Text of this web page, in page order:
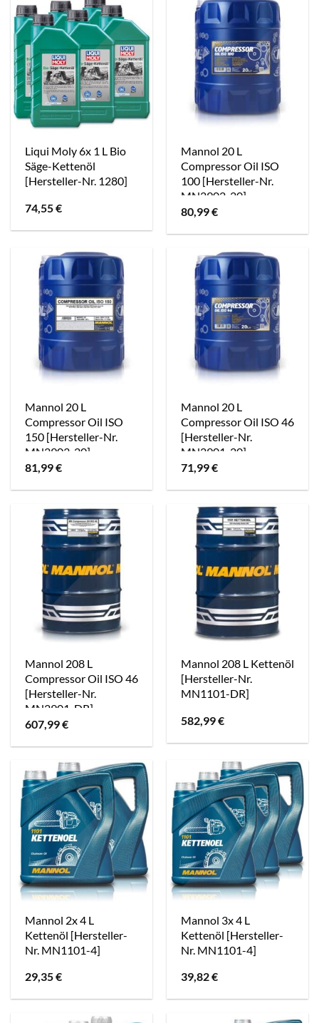
Liqui Moly 6x 1 L Bio
Säge-Kettenöl
[Hersteller-Nr. 1280]
74,55€
Mannol 20 L
Compressor Oil ISO
100 [Hersteller-Nr.
MN2902-20]
80,99€
Mannol 20 L
Compressor Oil ISO
150 [Hersteller-Nr.
MN2903-20]
81,99€
Mannol 20 L
Compressor Oil ISO 46
[Hersteller-Nr.
MN2901-20]
71,99€
Mannol 208 L
Compressor Oil ISO 46
[Hersteller-Nr.
MN2901-DR]
607,99€
Mannol 208 L Kettenöl
[Hersteller-Nr.
MN1101-DR]
582,99€
Mannol 2x 4 L
Kettenöl [Hersteller-
Nr. MN1101-4]
29,35€
Mannol 3x 4 L
Kettenöl [Hersteller-
Nr. MN1101-4]
39,82€